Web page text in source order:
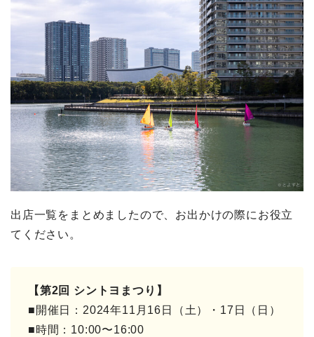
出店一覧をまとめましたので、お出かけの際にお役立
てください。
【第2回 シントヨまつり】
■開催日：2024年11月16日（土）・17日（日）
■時間：10:00〜16:00